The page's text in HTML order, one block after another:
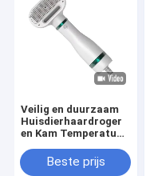
Veilig en duurzaam
Huisdierhaardroger
en Kam Temperatuur
afneembare kop
Beste prijs